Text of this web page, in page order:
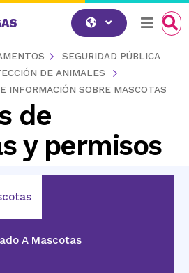
SEGURIDAD PÚBLICA
DE ANIMALES
INFORMACIÓN SOBRE MASCOTAS
de
y permisos
A Mascotas